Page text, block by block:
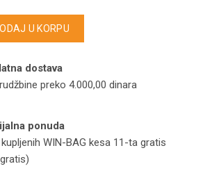
mokro i suvo usisavanje Karcher NT 22/1 Ap
U KORPU
dostava
preko 4.000,00 dinara
ponuda
WIN-BAG kesa 11-ta gratis